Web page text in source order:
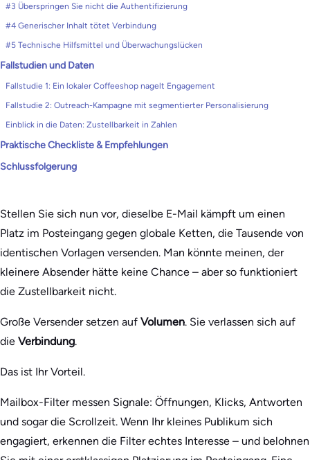
#3 Überspringen Sie nicht die Authentifizierung
#4 Generischer Inhalt tötet Verbindung
#5 Technische Hilfsmittel und Überwachungslücken
Fallstudien und Daten
Fallstudie 1: Ein lokaler Coffeeshop nagelt Engagement
Fallstudie 2: Outreach-Kampagne mit segmentierter Personalisierung
Einblick in die Daten: Zustellbarkeit in Zahlen
Praktische Checkliste & Empfehlungen
Schlussfolgerung
Stellen Sie sich nun vor, dieselbe E-Mail kämpft um einen
Platz im Posteingang gegen globale Ketten, die Tausende von
identischen Vorlagen versenden. Man könnte meinen, der
kleinere Absender hätte keine Chance – aber so funktioniert
die Zustellbarkeit nicht.
Große Versender setzen auf Volumen. Sie verlassen sich auf
die Verbindung.
Das ist Ihr Vorteil.
Mailbox-Filter messen Signale: Öffnungen, Klicks, Antworten
und sogar die Scrollzeit. Wenn Ihr kleines Publikum sich
engagiert, erkennen die Filter echtes Interesse – und belohnen